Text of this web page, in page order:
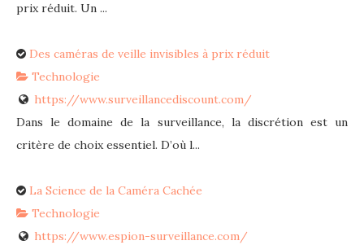
prix réduit. Un ...
Des caméras de veille invisibles à prix réduit
Technologie
https://www.surveillancediscount.com/
Dans le domaine de la surveillance, la discrétion est un
critère de choix essentiel. D’où l...
La Science de la Caméra Cachée
Technologie
https://www.espion-surveillance.com/